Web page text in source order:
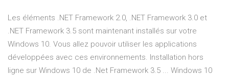
Les éléments .NET Framework 2.0, .NET Framework 3.0 et
.NET Framework 3.5 sont maintenant installés sur votre
Windows 10. Vous allez pouvoir utiliser les applications
développées avec ces environnements. Installation hors
ligne sur Windows 10 de .Net Framework 3.5 ... Windows 10